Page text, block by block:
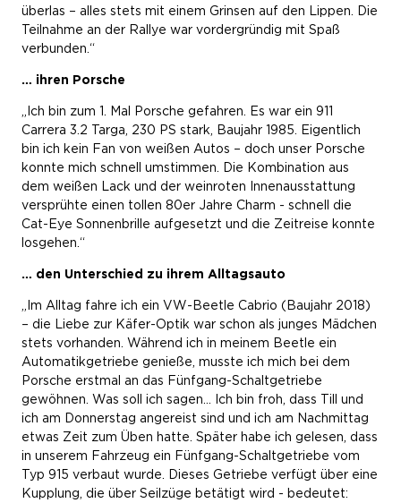
überlas – alles stets mit einem Grinsen auf den Lippen. Die
Teilnahme an der Rallye war vordergründig mit Spaß
verbunden.“
… ihren Porsche
„Ich bin zum 1. Mal Porsche gefahren. Es war ein 911
Carrera 3.2 Targa, 230 PS stark, Baujahr 1985. Eigentlich
bin ich kein Fan von weißen Autos – doch unser Porsche
konnte mich schnell umstimmen. Die Kombination aus
dem weißen Lack und der weinroten Innenausstattung
versprühte einen tollen 80er Jahre Charm - schnell die
Cat-Eye Sonnenbrille aufgesetzt und die Zeitreise konnte
losgehen.“
… den Unterschied zu ihrem Alltagsauto
„Im Alltag fahre ich ein VW-Beetle Cabrio (Baujahr 2018)
– die Liebe zur Käfer-Optik war schon als junges Mädchen
stets vorhanden. Während ich in meinem Beetle ein
Automatikgetriebe genieße, musste ich mich bei dem
Porsche erstmal an das Fünfgang-Schaltgetriebe
gewöhnen. Was soll ich sagen… Ich bin froh, dass Till und
ich am Donnerstag angereist sind und ich am Nachmittag
etwas Zeit zum Üben hatte. Später habe ich gelesen, dass
in unserem Fahrzeug ein Fünfgang-Schaltgetriebe vom
Typ 915 verbaut wurde. Dieses Getriebe verfügt über eine
Kupplung, die über Seilzüge betätigt wird - bedeutet: